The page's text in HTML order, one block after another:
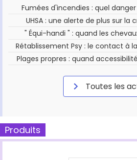
Fumées d'incendies : quel
UHSA : une alerte de plus sur la
" Équi-handi " : quand les
Rétablissement Psy : le contact à
Plages propres : quand
Toutes les
Produits